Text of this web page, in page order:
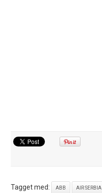
Tagget med: ABB AIR SERBIA